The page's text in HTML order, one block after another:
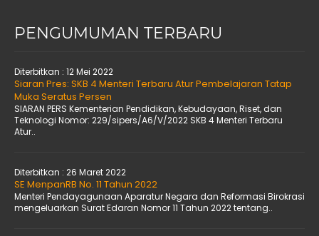
PENGUMUMAN TERBARU
Diterbitkan : 12 Mei 2022
Siaran Pres: SKB 4 Menteri Terbaru Atur Pembelajaran Tatap
Muka Seratus Persen
SIARAN PERS Kementerian Pendidikan, Kebudayaan, Riset, dan
Teknologi Nomor: 229/sipers/A6/V/2022 SKB 4 Menteri Terbaru
Atur..
Diterbitkan : 26 Maret 2022
SE MenpanRB No. 11 Tahun 2022
Menteri Pendayagunaan Aparatur Negara dan Reformasi Birokrasi
mengeluarkan Surat Edaran Nomor 11 Tahun 2022 tentang..